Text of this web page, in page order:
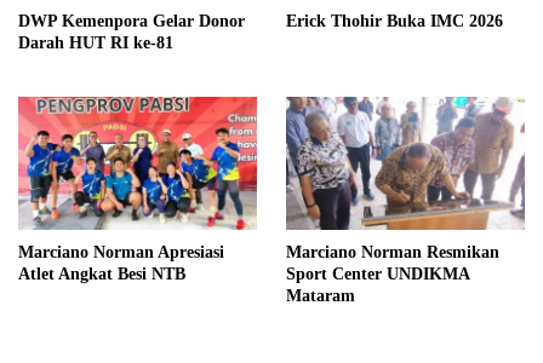
DWP Kemenpora Gelar Donor
Darah HUT RI ke-81
Erick Thohir Buka IMC 2026
Marciano Norman Apresiasi
Atlet Angkat Besi NTB
Marciano Norman Resmikan
Sport Center UNDIKMA
Mataram